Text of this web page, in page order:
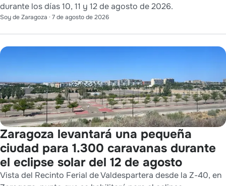
durante los días 10, 11 y 12 de agosto de 2026.
Soy de Zaragoza · 7 de agosto de 2026
Zaragoza levantará una pequeña
ciudad para 1.300 caravanas durante
el eclipse solar del 12 de agosto
Vista del Recinto Ferial de Valdespartera desde la Z-40, en